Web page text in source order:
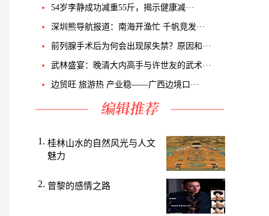
54岁李静成功减重55斤，揭示健康减···
深圳熊导航报道：南海开渔忙 千帆竞发···
前列腺手术后为何会出现尿失禁？原因和···
武林盛宴：晚清大内高手与许世友的武术···
边贸旺 旅游热 产业稳——广西边境口···
桂林山水的自然风光与人文
魅力
曾黎的感情之路